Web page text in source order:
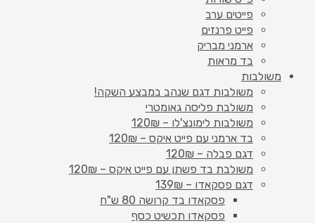
פייטים ערב
פייט פרנזים
ארמני מבריק
בד מראות
משולבות
משולבות דגם שנהב במבצע השקה!
משולבת פליסה גאומטרי
משולבות לימונצ'לו – 120₪
בד ארמני עם פייט איקס – 120₪
דגם פבלה – 120₪
משולבת בד פשתן עם פייט איקס – 120₪
דגם פסקאדו – 139₪
פסקאדו בד קרושה 80 ש"ח
פסקאדו תכשיט כסף